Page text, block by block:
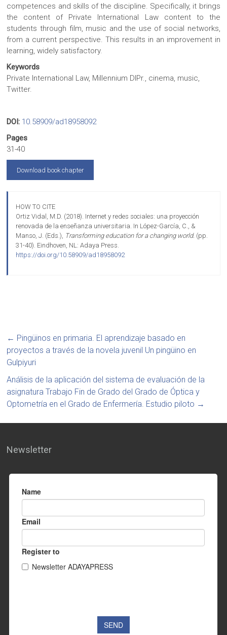
competences and skills of the discipline. Specifically, it brings
the content of Private International Law content to the
students through film, music and the use of social networks,
from a current perspective. This results in an improvement in
learning, widely satisfactory.
Keywords
Private International Law, Millennium DIPr., cinema, music,
Twitter.
DOI: 10.58909/ad18958092
Pages
31-40
Download book chapter
HOW TO CITE
Ortiz Vidal, M.D. (2018). Internet y redes sociales: una proyección
renovada de la enseñanza universitaria. In López-García, C., &
Manso, J. (Eds.), Transforming education for a changing world. (pp.
31-40). Eindhoven, NL: Adaya Press.
https://doi.org/10.58909/ad18958092
← Pingüinos en primaria. El aprendizaje basado en
proyectos a través de la novela juvenil Un pingüino en
Gulpiyuri
Análisis de la aplicación del sistema de evaluación de la
asignatura Trabajo Fin de Grado del Grado de Óptica y
Optometría en el Grado de Enfermería. Estudio piloto →
Newsletter